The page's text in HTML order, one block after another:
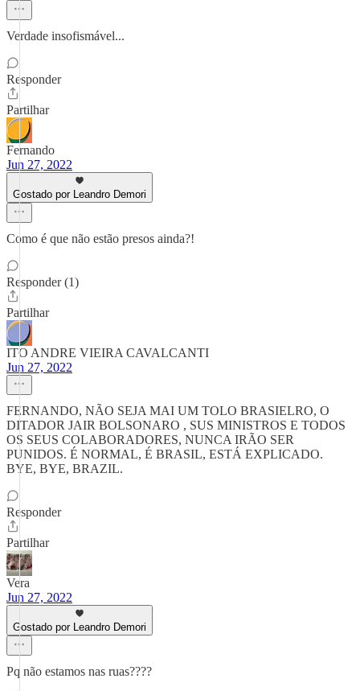
Verdade insofismável...
Responder
Partilhar
Fernando
Jun 27, 2022
Gostado por Leandro Demori
Como é que não estão presos ainda?!
Responder (1)
Partilhar
ITO ANDRE VIEIRA CAVALCANTI
Jun 27, 2022
FERNANDO, NÃO SEJA MAI UM TOLO BRASIELRO, O
DITADOR JAIR BOLSONARO , SUS MINISTROS E TODOS
OS SEUS COLABORADORES, NUNCA IRÃO SER
PUNIDOS. É NORMAL, É BRASIL, ESTÁ EXPLICADO.
BYE, BYE, BRAZIL.
Responder
Partilhar
Vera
Jun 27, 2022
Gostado por Leandro Demori
Pq não estamos nas ruas????